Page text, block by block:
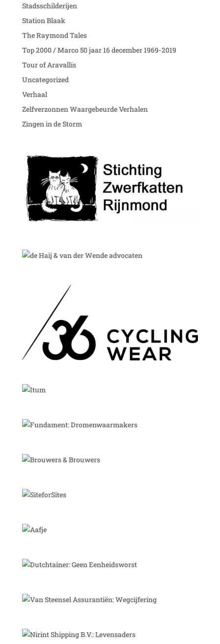
Stadsschilderijen
Station Blaak
The Raymond Tales
Top 2000 / Marco 50 jaar 16 december 1969-2019
Tour of Aravallis
Uncategorized
Verhaal
Zelfverzonnen Waargebeurde Verhalen
Zingen in de Storm